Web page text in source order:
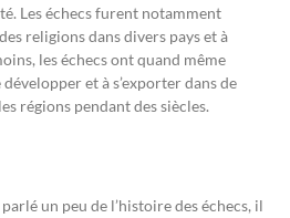
Les échecs furent notamment
religions dans divers pays et à
les échecs ont quand même
et à s’exporter dans de
régions pendant des siècles.
un peu de l’histoire des échecs, il